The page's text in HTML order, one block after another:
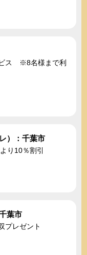
ス ※8名様まで利
）：千葉市
り10％割引
葉市
プレゼント